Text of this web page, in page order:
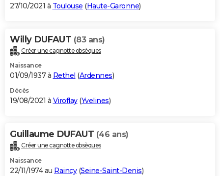
27/10/2021 à Toulouse (Haute-Garonne)
Willy DUFAUT (83 ans)
Créer une cagnotte obsèques
Naissance
01/09/1937 à Rethel (Ardennes)
Décès
19/08/2021 à Viroflay(Yvelines)
Guillaume DUFAUT (46 ans)
Créer une cagnotte obsèques
Naissance
22/11/1974 au Raincy(Seine-Saint-Denis)